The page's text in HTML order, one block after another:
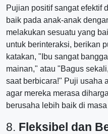
Pujian positif sangat efektif
baik pada anak-anak
melakukan sesuatu yang
untuk berinteraksi, berikan
katakan, "Ibu sangat
mainan," atau "Bagus
saat berbicara!" Puji usaha
agar mereka merasa
berusaha lebih baik di
8. Fleksibel dan